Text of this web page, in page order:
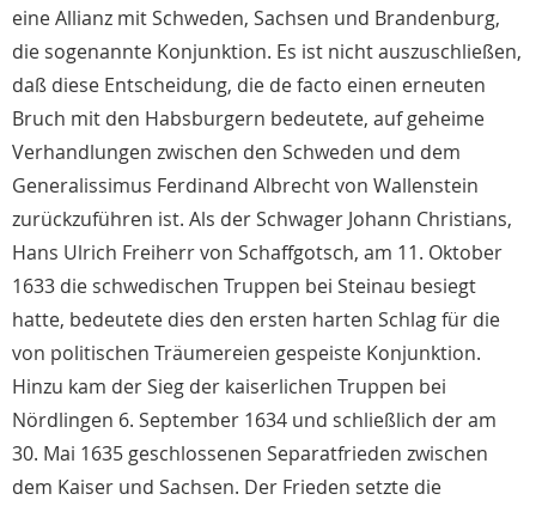
eine Allianz mit Schweden, Sachsen und Brandenburg,
die sogenannte Konjunktion. Es ist nicht auszuschließen,
daß diese Entscheidung, die de facto einen erneuten
Bruch mit den Habsburgern bedeutete, auf geheime
Verhandlungen zwischen den Schweden und dem
Generalissimus Ferdinand Albrecht von Wallenstein
zurückzuführen ist. Als der Schwager Johann Christians,
Hans Ulrich Freiherr von Schaffgotsch, am 11. Oktober
1633 die schwedischen Truppen bei Steinau besiegt
hatte, bedeutete dies den ersten harten Schlag für die
von politischen Träumereien gespeiste Konjunktion.
Hinzu kam der Sieg der kaiserlichen Truppen bei
Nördlingen 6. September 1634 und schließlich der am
30. Mai 1635 geschlossenen Separatfrieden zwischen
dem Kaiser und Sachsen. Der Frieden setzte die